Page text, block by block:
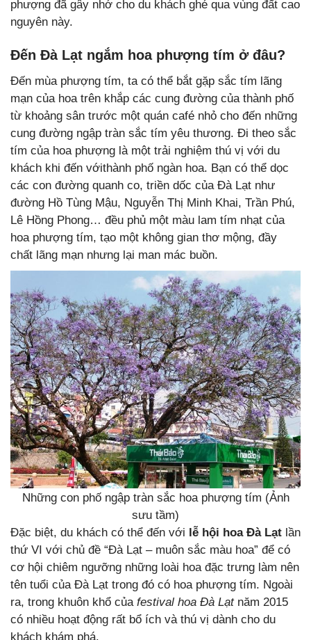
phượng đã gây nhớ cho du khách ghé qua vùng đất cao
nguyên này.
Đến Đà Lạt ngắm hoa phượng tím ở đâu?
Đến mùa phượng tím, ta có thể bắt gặp sắc tím lãng
mạn của hoa trên khắp các cung đường của thành phố
từ khoảng sân trước một quán café nhỏ cho đến những
cung đường ngập tràn sắc tím yêu thương. Đi theo sắc
tím của hoa phượng là một trải nghiệm thú vị với du
khách khi đến vớithành phố ngàn hoa. Bạn có thể dọc
các con đường quanh co, triền dốc của Đà Lạt như
đường Hồ Tùng Mậu, Nguyễn Thị Minh Khai, Trần Phú,
Lê Hồng Phong… đều phủ một màu lam tím nhạt của
hoa phượng tím, tạo một không gian thơ mộng, đầy
chất lãng mạn nhưng lại man mác buồn.
Những con phố ngập tràn sắc hoa phượng tím (Ảnh
sưu tầm)
Đặc biệt, du khách có thể đến với lễ hội hoa Đà Lạt lần
thứ VI với chủ đề “Đà Lạt – muôn sắc màu hoa” để có
cơ hội chiêm ngưỡng những loài hoa đặc trưng làm nên
tên tuổi của Đà Lạt trong đó có hoa phượng tím. Ngoài
ra, trong khuôn khổ của festival hoa Đà Lạtnăm 2015
có nhiều hoạt động rất bổ ích và thú vị dành cho du
khách khám phá.